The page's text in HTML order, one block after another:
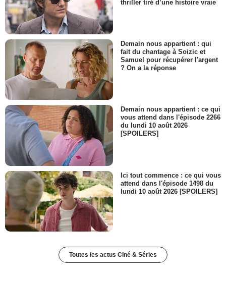
thriller tiré d’une histoire vraie
Demain nous appartient : qui
fait du chantage à Soizic et
Samuel pour récupérer l'argent
? On a la réponse
Demain nous appartient : ce qui
vous attend dans l'épisode 2266
du lundi 10 août 2026
[SPOILERS]
Ici tout commence : ce qui vous
attend dans l'épisode 1498 du
lundi 10 août 2026 [SPOILERS]
Toutes les actus Ciné & Séries